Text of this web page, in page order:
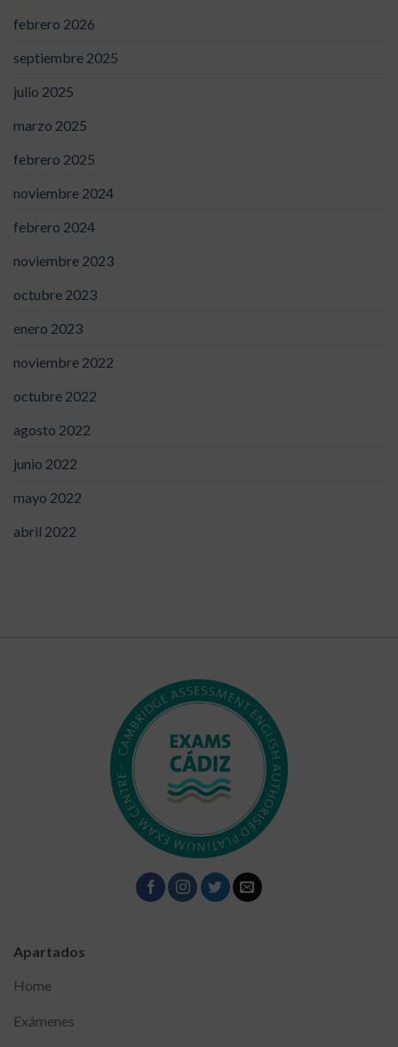
febrero 2026
septiembre 2025
julio 2025
marzo 2025
febrero 2025
noviembre 2024
febrero 2024
noviembre 2023
octubre 2023
enero 2023
noviembre 2022
octubre 2022
agosto 2022
junio 2022
mayo 2022
abril 2022
Apartados
Home
Exámenes